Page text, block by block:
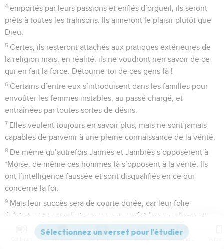
4 emportés par leurs passions et enflés d’orgueil, ils seront
prêts à toutes les trahisons. Ils aimeront le plaisir plutôt que
Dieu.
5 Certes, ils resteront attachés aux pratiques extérieures de
la religion mais, en réalité, ils ne voudront rien savoir de ce
qui en fait la force. Détourne-toi de ces gens-là !
6 Certains d’entre eux s’introduisent dans les familles pour
envoûter les femmes instables, au passé chargé, et
entraînées par toutes sortes de désirs.
7 Elles veulent toujours en savoir plus, mais ne sont jamais
capables de parvenir à une pleine connaissance de la vérité.
8 De même qu’autrefois Jannès et Jambrès s’opposèrent à
*Moïse, de même ces hommes-là s’opposent à la vérité. Ils
ont l’intelligence faussée et sont disqualifiés en ce qui
concerne la foi.
9 Mais leur succès sera de courte durée, car leur folie
éclatera aux yeux de tous, comme ce fut le cas jadis pour
ces deux imposteurs.
Versions Commentaires Strong